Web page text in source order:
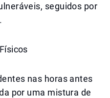
seguidos por
nas horas antes
por uma mistura de